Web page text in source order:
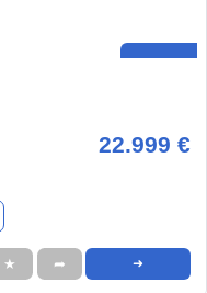
22.999 €
★ ➦ ➜